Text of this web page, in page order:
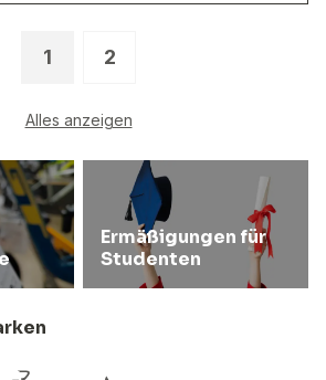
1 2
Alles anzeigen
Ermäßigungen für
Studenten